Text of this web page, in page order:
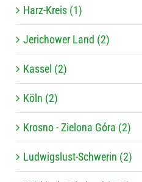
Harz-Kreis (1)
Jerichower Land (2)
Kassel (2)
Köln (2)
Krosno - Zielona Góra (2)
Ludwigslust-Schwerin (2)